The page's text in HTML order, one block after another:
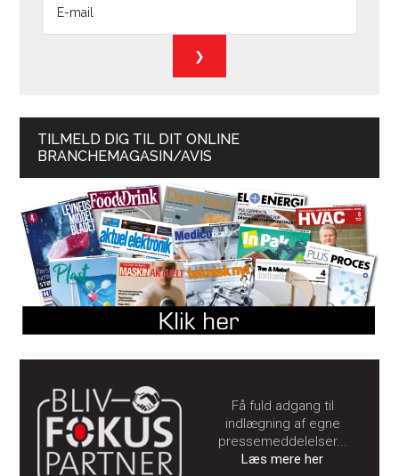
TILMELD DIG TIL DIT ONLINE
BRANCHEMAGASIN/AVIS
Få fuld adgang til
indlægning af egne
pressemeddelelser...
Læs mere her